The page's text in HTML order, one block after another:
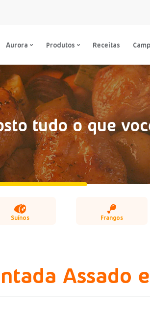
Aurora Produtos Receitas
tudo o que
Suínos Frangos
Assado